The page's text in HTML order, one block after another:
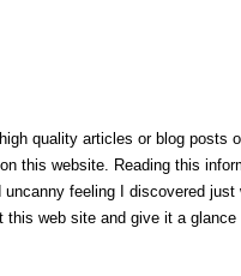
quality articles or blog posts
this website. Reading this
feeling I discovered
this web site and give it a